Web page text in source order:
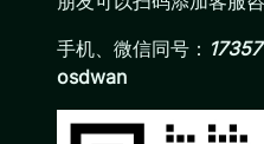
手机、微信同号：
osdwan